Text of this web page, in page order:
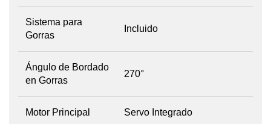
Sistema para
Gorras
Incluido
Ángulo de Bordado
en Gorras
270°
Motor Principal Servo Integrado